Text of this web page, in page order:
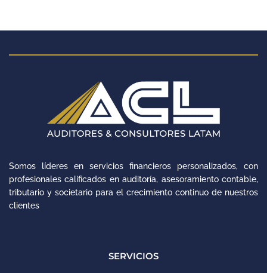
Somos líderes en servicios financieros personalizados, con
profesionales calificados en auditoría, asesoramiento contable,
tributario y societario para el crecimiento continuo de nuestros
clientes
SERVICIOS